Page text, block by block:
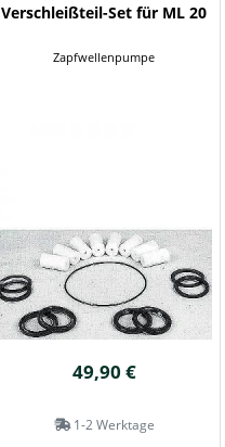
Verschleißteil-Set für ML 20
Zapfwellenpumpe
49,90 €
1-2 Werktage